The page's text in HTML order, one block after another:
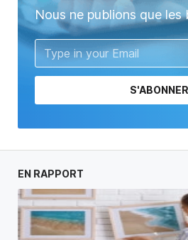
Nous ne publions que les
S'ABONNER
EN RAPPORT